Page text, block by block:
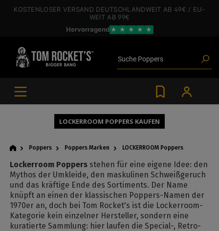
springen
KOSTENLOSER VERSANDDEUTSCHLANDWEIT AB 49€ / EU-
WEIT AB 99€
Hervorragend ★ ★ ★ ★ ★
LOCKERROOM POPPERS KAUFEN
Poppers Poppers Marken LOCKERROOM Poppers
Lockerroom Poppers stehen für eine eigene Idee: den
Mythos der Umkleide, den maskulinen Schweißgeruch
und das kräftige Ende des Sortiments. Der Name
knüpft an einen der klassischen Poppers-Namen der
1970er an, doch bei Tom Rocket's ist die Lockerroom-
Kategorie kein einzelner Hersteller, sondern eine
kuratierte Sammlung: hier laufen die Special-, Retro-
Suche Toys
Angebote
Marken
Gleitgel
BDSM-Gear
Poppers